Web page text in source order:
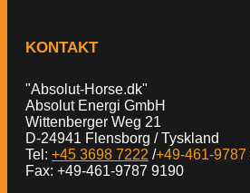
KONTAKT
"Absolut-Horse.dk"
Absolut Energi GmbH
Wittenberger Weg 21
D-24941 Flensborg / Tyskland
Tel: +45 3698 7222 /+49-461-9787
Fax: +49-461-9787 9190